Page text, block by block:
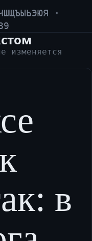
·
изменяется
в